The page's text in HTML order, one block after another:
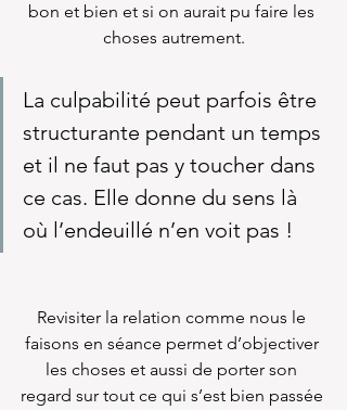
bon et bien et si on aurait pu faire les
choses autrement.
La culpabilité peut parfois être
structurante pendant un temps
et il ne faut pas y toucher dans
ce cas. Elle donne du sens là
où l’endeuillé n’en voit pas !
Revisiter la relation comme nous le
faisons en séance permet d’objectiver
les choses et aussi de porter son
regard sur tout ce qui s’est bien passée